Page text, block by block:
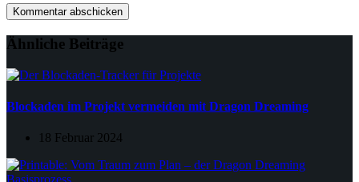
Kommentar abschicken
Ähnliche Beiträge
Blockaden im Projekt vermeiden mit Dragon Dreaming
18 Februar 2024